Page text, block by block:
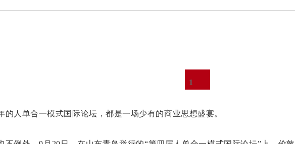
1
的人单合一模式国际论坛，都是一场少有的商业思想盛宴。